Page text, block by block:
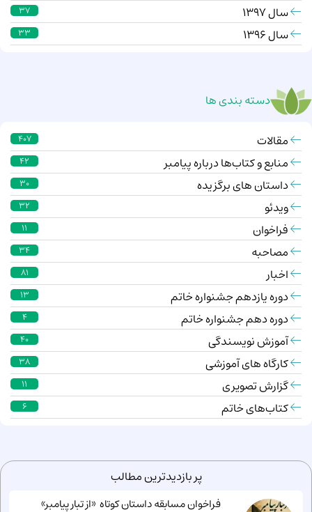
سال 1397 37
سال 1396 33
دسته بندی ها
مقالات 407
منابع و کتاب‌ها درباره پیامبر 42
داستان های برگزیده 30
ویدئو 32
فراخوان 11
مصاحبه 34
اخبار 81
دوره یازدهم جشنواره خاتم 13
دوره دهم جشنواره خاتم 4
آموزش نویسندگی 40
کارگاه های آموزشی 38
گزارش تصویری 11
کتاب‌های خاتم 6
پر بازدیدترین مطالب
فراخوان مسابقه داستان کوتاه «از تبار پیامبر»